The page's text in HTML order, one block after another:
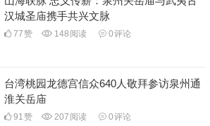
汉城圣庙携手共兴文脉
77赞 148 阅读 0评论
台湾桃园龙德宫信众640人敬拜参访泉州通
淮关岳庙
91赞 207 阅读 0评论